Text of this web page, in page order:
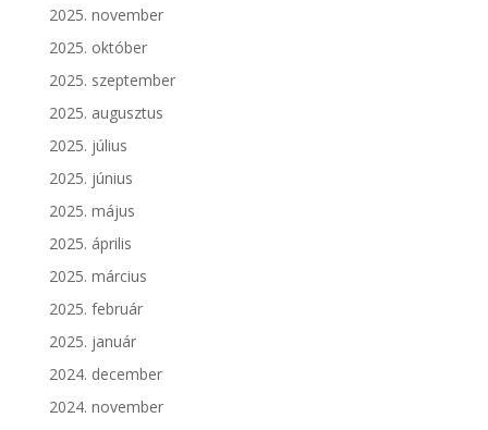
2025. november
2025. október
2025. szeptember
2025. augusztus
2025. július
2025. június
2025. május
2025. április
2025. március
2025. február
2025. január
2024. december
2024. november